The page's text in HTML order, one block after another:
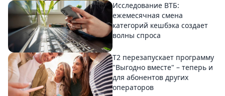
Исследование ВТБ:
ежемесячная смена
категорий кешбэка создает
волны спроса
Т2 перезапускает программу
"Выгодно вместе" – теперь и
для абонентов других
операторов